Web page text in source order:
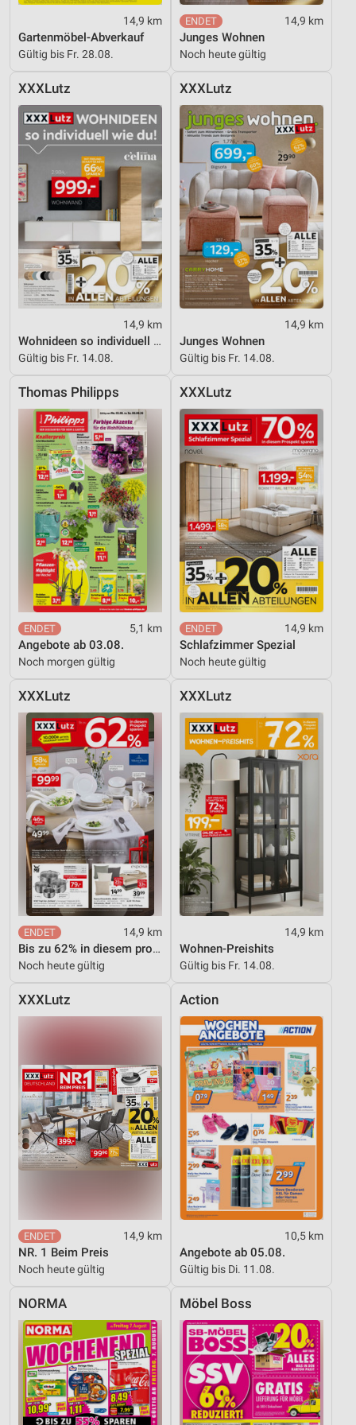
14,9 km
Gartenmöbel-Abverkauf
Gültig bis Fr. 28.08.
14,9 km
Junges Wohnen
Noch heute gültig
XXXLutz
14,9 km
Wohnideen so individuell wie du!
Gültig bis Fr. 14.08.
XXXLutz
14,9 km
Junges Wohnen
Gültig bis Fr. 14.08.
Thomas Philipps
5,1 km
Angebote ab 03.08.
Noch morgen gültig
XXXLutz
14,9 km
Schlafzimmer Spezial
Noch heute gültig
XXXLutz
14,9 km
Bis zu 62% in diesem prospekt
Noch heute gültig
XXXLutz
14,9 km
Wohnen-Preishits
Gültig bis Fr. 14.08.
XXXLutz
14,9 km
NR. 1 Beim Preis
Noch heute gültig
Action
10,5 km
Angebote ab 05.08.
Gültig bis Di. 11.08.
NORMA Möbel Boss
Verwendung reduzierter Daten zur Auswahl von
Inhalten
IAB-Besonderheiten:
Verwendung genauer Standortdaten
Geräte anhand von aktiv angeforderten
Informationen identifizieren
Nicht-IAB-Verarbeitungszwecke:
Notwendig
Performance
Funktional
Werbung